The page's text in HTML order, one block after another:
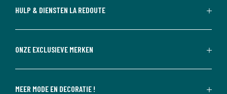
HULP & DIENSTEN LA REDOUTE
ONZE EXCLUSIEVE MERKEN
MEER MODE EN DECORATIE !